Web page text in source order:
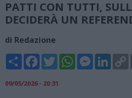
PATTI CON TUTTI,
DECIDERÀ UN
di Redazione
Share FacebookTwitterWhatsAppMessenger
09/05/2026 - 20:31